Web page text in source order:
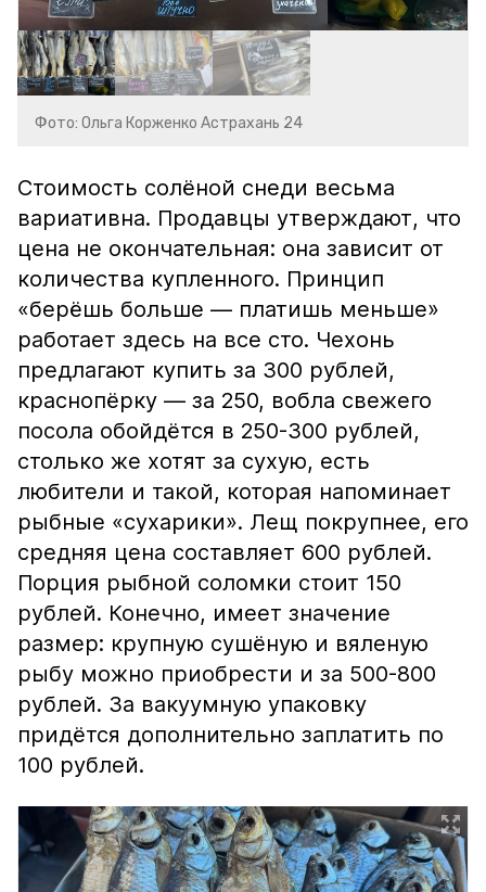
Фото: Ольга Корженко Астрахань 24
Стоимость солёной снеди весьма
вариативна. Продавцы утверждают, что
цена не окончательная: она зависит от
количества купленного. Принцип
«берёшь больше — платишь меньше»
работает здесь на все сто. Чехонь
предлагают купить за 300 рублей,
краснопёрку — за 250, вобла свежего
посола обойдётся в 250-300 рублей,
столько же хотят за сухую, есть
любители и такой, которая напоминает
рыбные «сухарики». Лещ покрупнее, его
средняя цена составляет 600 рублей.
Порция рыбной соломки стоит 150
рублей. Конечно, имеет значение
размер: крупную сушёную и вяленую
рыбу можно приобрести и за 500-800
рублей. За вакуумную упаковку
придётся дополнительно заплатить по
100 рублей.